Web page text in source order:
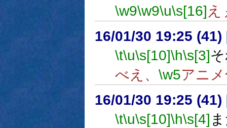
\w9\w9\u\s[16] え
16/01/30 19:25 (41)
\t\u\s[10]\h\s[3]
べえ、 \w5アニ
16/01/30 19:25 (41)
\t\u\s[10]\h\s[4]